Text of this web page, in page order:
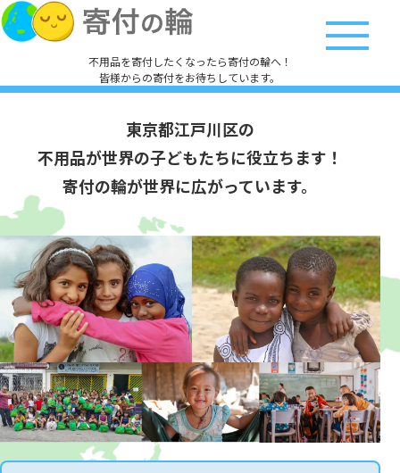
不用品を寄付したくなったら寄付の輪へ！
皆様からの寄付をお待ちしています。
東京都江戸川区の
不用品が世界の子どもたちに役立ちます！
寄付の輪が世界に広がっています。